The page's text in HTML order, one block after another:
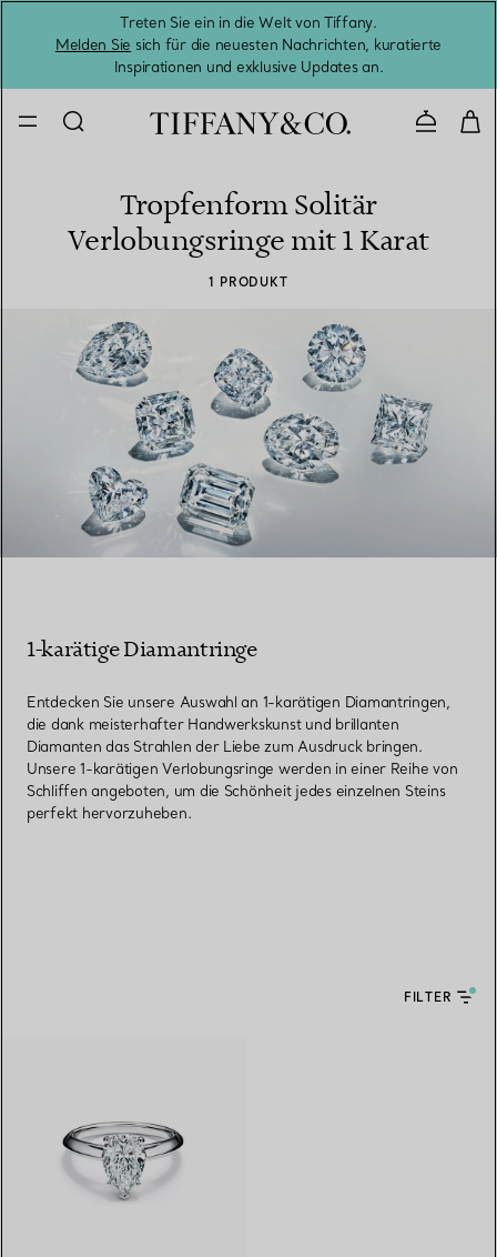
Treten Sie ein in die Welt von Tiffany.
Melden Sie sich für die neuesten Nachrichten, kuratierte
Inspirationen und exklusive Updates an.
Tropfenform Solitär
Verlobungsringe mit 1 Karat
1 PRODUKT
1-karätige Diamantringe
Entdecken Sie unsere Auswahl an 1-karätigen Diamantringen,
die dank meisterhafter Handwerkskunst und brillanten
Diamanten das Strahlen der Liebe zum Ausdruck bringen.
Unsere 1-karätigen Verlobungsringe werden in einer Reihe von
Schliffen angeboten, um die Schönheit jedes einzelnen Steins
perfekt hervorzuheben.
FILTER